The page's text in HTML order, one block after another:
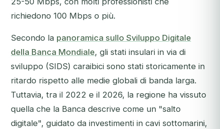
richiedono 100 Mbps o più.
Secondo la panoramica sullo Sviluppo Digitale
della Banca Mondiale, gli stati insulari in via di
sviluppo (SIDS) caraibici sono stati storicamente in
ritardo rispetto alle medie globali di banda larga.
Tuttavia, tra il 2022 e il 2026, la regione ha vissuto
quella che la Banca descrive come un "salto
digitale", guidato da investimenti in cavi sottomarini,